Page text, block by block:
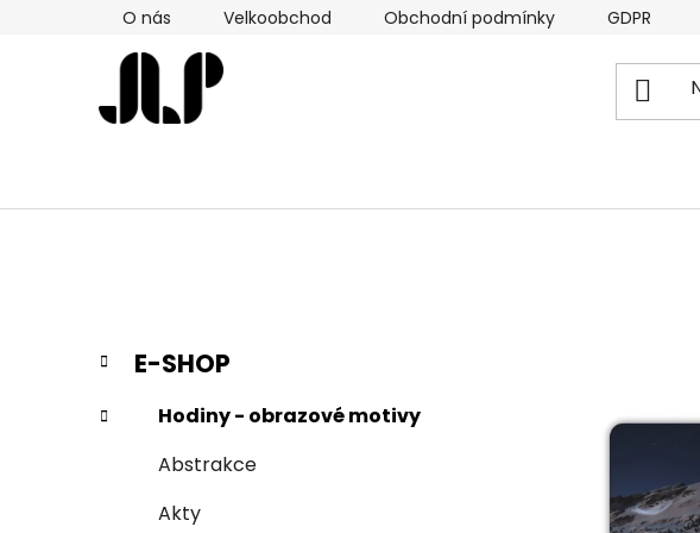
O nás Velkoobchod Obchodní podmínky GDPR
P
s
Přeskočit
kategorie
K
a
t
e
E-SHOP
Hodiny - obrazové motivy
Abstrakce
Akty